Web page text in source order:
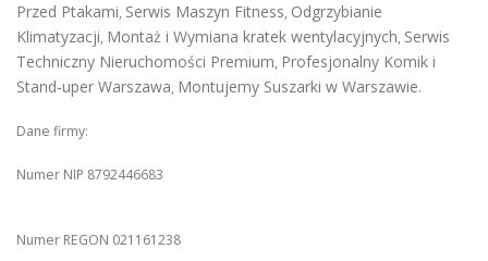
Przed Ptakami, Serwis Maszyn Fitness, Odgrzybianie
Klimatyzacji, Montaż i Wymiana kratek wentylacyjnych, Serwis
Techniczny Nieruchomości Premium, Profesjonalny Komik i
Stand-uper Warszawa, Montujemy Suszarki w Warszawie.
Dane firmy:
Numer NIP 8792446683
Numer REGON 021161238